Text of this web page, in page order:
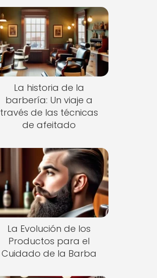
La historia de la
barbería: Un viaje a
través de las técnicas
de afeitado
La Evolución de los
Productos para el
Cuidado de la Barba